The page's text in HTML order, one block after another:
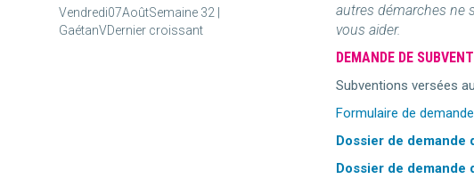
autres démarches ne
vous aider.
DEMANDE DE
Subventions versées
Formulaire de
Dossier de demande
Dossier de demande
Vendredi07AoûtSemaine 32 |
GaétanVDernier croissant